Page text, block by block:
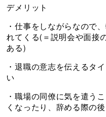
デメリット
・仕事をしながらなので
れてくる(＝説明会や面接
ある)
・退職の意志を伝えるタ
い
・職場の同僚に気を遣う
くなったり、辞める際の